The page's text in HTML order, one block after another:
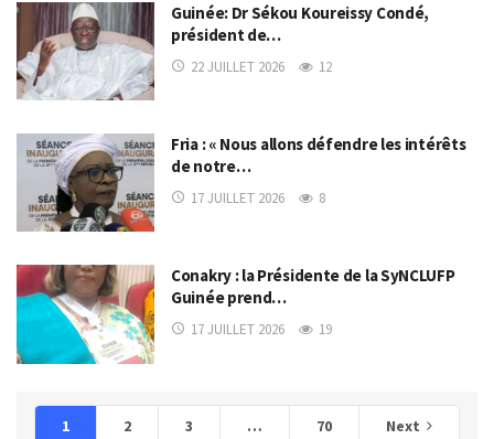
Guinée: Dr Sékou Koureissy Condé,
président de…
22 JUILLET 2026 12
Fria : « Nous allons défendre les intérêts
de notre…
17 JUILLET 2026 8
Conakry : la Présidente de la SyNCLUFP
Guinée prend…
17 JUILLET 2026 19
1 2 3 … 70 Next